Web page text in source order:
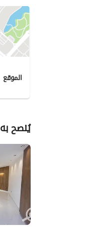
6. قربه من مناطق الأعمال والخدمات الرئيسية في القاهرة الجديدة.
جاهزة.
الموقع
يُنصح به